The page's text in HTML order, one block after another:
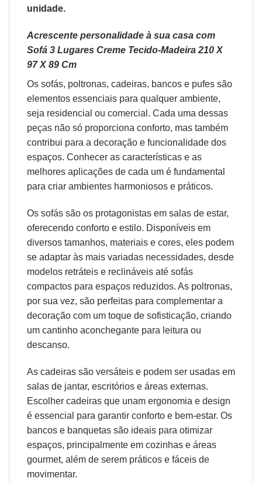
unidade.
Acrescente personalidade à sua casa com
Sofá 3 Lugares Creme Tecido-Madeira 210 X
97 X 89 Cm
Os sofás, poltronas, cadeiras, bancos e pufes são
elementos essenciais para qualquer ambiente,
seja residencial ou comercial. Cada uma dessas
peças não só proporciona conforto, mas também
contribui para a decoração e funcionalidade dos
espaços. Conhecer as características e as
melhores aplicações de cada um é fundamental
para criar ambientes harmoniosos e práticos.
Os sofás são os protagonistas em salas de estar,
oferecendo conforto e estilo. Disponíveis em
diversos tamanhos, materiais e cores, eles podem
se adaptar às mais variadas necessidades, desde
modelos retráteis e reclináveis até sofás
compactos para espaços reduzidos. As poltronas,
por sua vez, são perfeitas para complementar a
decoração com um toque de sofisticação, criando
um cantinho aconchegante para leitura ou
descanso.
As cadeiras são versáteis e podem ser usadas em
salas de jantar, escritórios e áreas externas.
Escolher cadeiras que unam ergonomia e design
é essencial para garantir conforto e bem-estar. Os
bancos e banquetas são ideais para otimizar
espaços, principalmente em cozinhas e áreas
gourmet, além de serem práticos e fáceis de
movimentar.